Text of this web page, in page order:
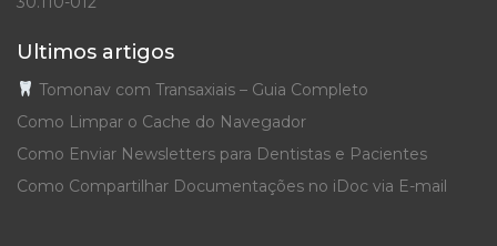
Ultimos artigos
Tomonav com Transaxiais – Guia Completo
Como Limpar o Cache do Navegador
Como Enviar Newsletters para Dentistas e Pacientes
Como Compartilhar Documentações no iDoc via E-mail